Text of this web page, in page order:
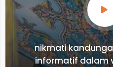
nikmati
informatif dalam